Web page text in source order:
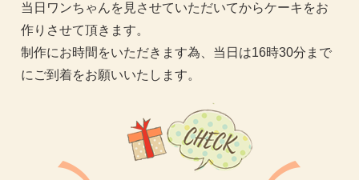
当日ワンちゃんを見させていただいてからケーキをお
作りさせて頂きます。
制作にお時間をいただきます為、当日は16時30分まで
にご到着をお願いいたします。